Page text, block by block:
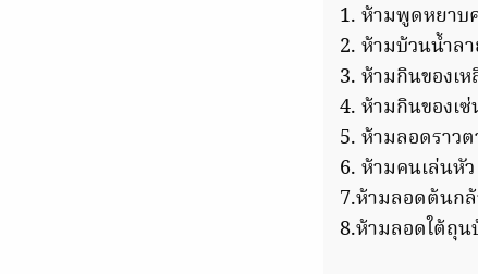
1. ห้ามพูดหยาบ
2. ห้ามบ้วนน้ำล
3. ห้ามกินของเ
4. ห้ามกินของเ
5. ห้ามลอดราว
6. ห้ามคนเล่นหัว
7.ห้ามลอดต้นก
8.ห้ามลอดใต้ถุ